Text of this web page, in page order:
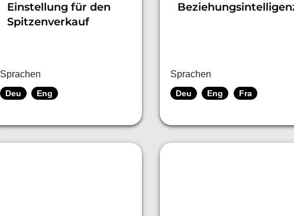
Einstellung für den
Spitzenverkauf
Sprachen
Deu Eng
Sprachen
Deu Eng Fra